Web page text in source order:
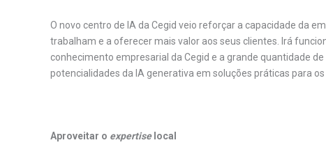
O novo centro de IA da Cegid veio reforçar a capacidade da
trabalham e a oferecer mais valor aos seus clientes. Irá
conhecimento empresarial da Cegid e a grande quantidade
potencialidades da IA generativa em soluções práticas para os
Aproveitar o expertiselocal